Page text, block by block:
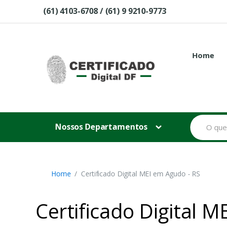
Skip to navigation
Skip to content(61) 4103-6708 / (61) 9 9210-9773
Home
Nossos Departamentos
B
u
s
p
Home Certificado Digital MEI em Agudo - RS
Certificado Digital